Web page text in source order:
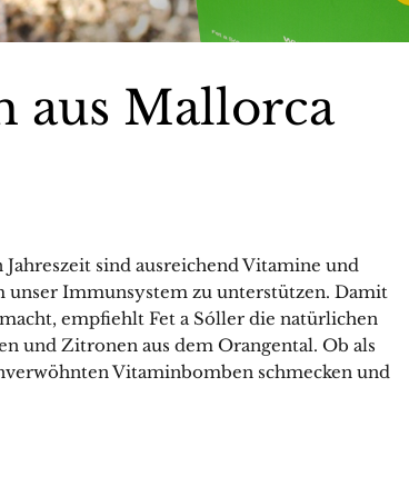
aus Mallorca
sind ausreichend Vitamine und
unser Immunsystem zu unterstützen. Damit
empfiehlt Fet a Sóller die natürlichen
und Zitronen aus dem Orangental. Ob als
Vitaminbomben schmecken und